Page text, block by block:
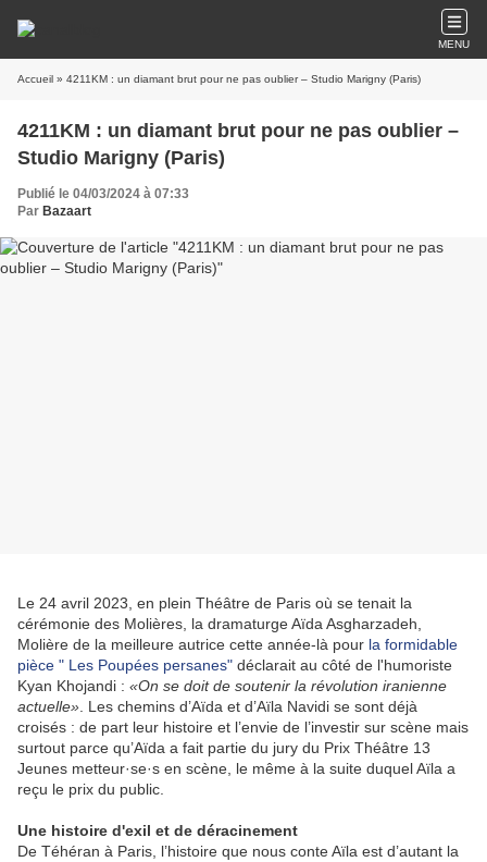
MENU
Accueil » 4211KM : un diamant brut pour ne pas oublier – Studio Marigny (Paris)
4211KM : un diamant brut pour ne pas oublier –
Studio Marigny (Paris)
Publié le 04/03/2024 à 07:33
Par Bazaart
Le 24 avril 2023, en plein Théâtre de Paris où se tenait la
cérémonie des Molières, la dramaturge Aïda Asgharzadeh,
Molière de la meilleure autrice cette année-là pour la formidable
pièce " Les Poupées persanes" déclarait au côté de l'humoriste
Kyan Khojandi : «On se doit de soutenir la révolution iranienne
actuelle» . Les chemins d’Aïda et d’Aïla Navidi se sont déjà
croisés : de part leur histoire et l’envie de l’investir sur scène mais
surtout parce qu’Aïda a fait partie du jury du Prix Théâtre 13
Jeunes metteur·se·s en scène, le même à la suite duquel Aïla a
reçu le prix du public.
Une histoire d'exil et de déracinement
De Téhéran à Paris, l’histoire que nous conte Aïla est d’autant la